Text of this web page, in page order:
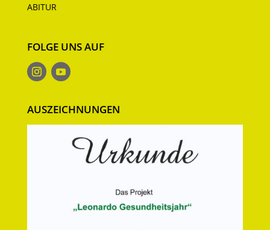
ABITUR
FOLGE UNS AUF
AUSZEICHNUNGEN